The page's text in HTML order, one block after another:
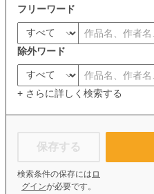
フリーワード
除外ワード
+ さらに詳しく検索する
保存する
検索条件の保存には ロ
グインが必要です。